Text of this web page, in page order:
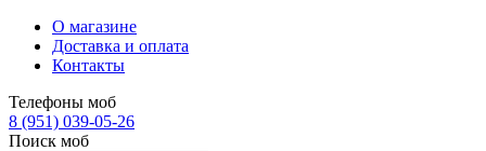
О магазине
Доставка и оплата
Контакты
Телефоны моб
8 (951) 039-05-26
Поиск моб